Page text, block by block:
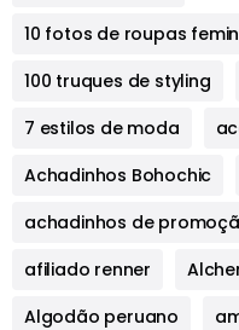
10 fotos de roupas
100 truques de styling
7 estilos de moda
Achadinhos Bohochic
achadinhos de
afiliado renner
Algodão peruano